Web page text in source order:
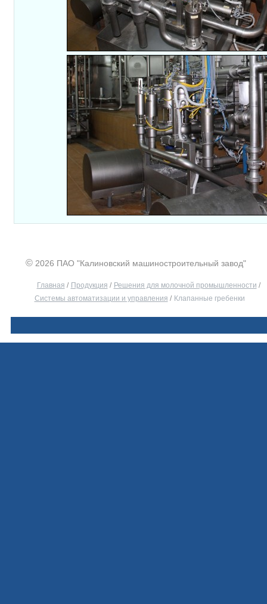
©2026 ПАО "Калиновский машиностроительный завод"
Главная / Продукция / Решения для молочной промышленности /
Системы автоматизации и управления / Клапанные гребенки